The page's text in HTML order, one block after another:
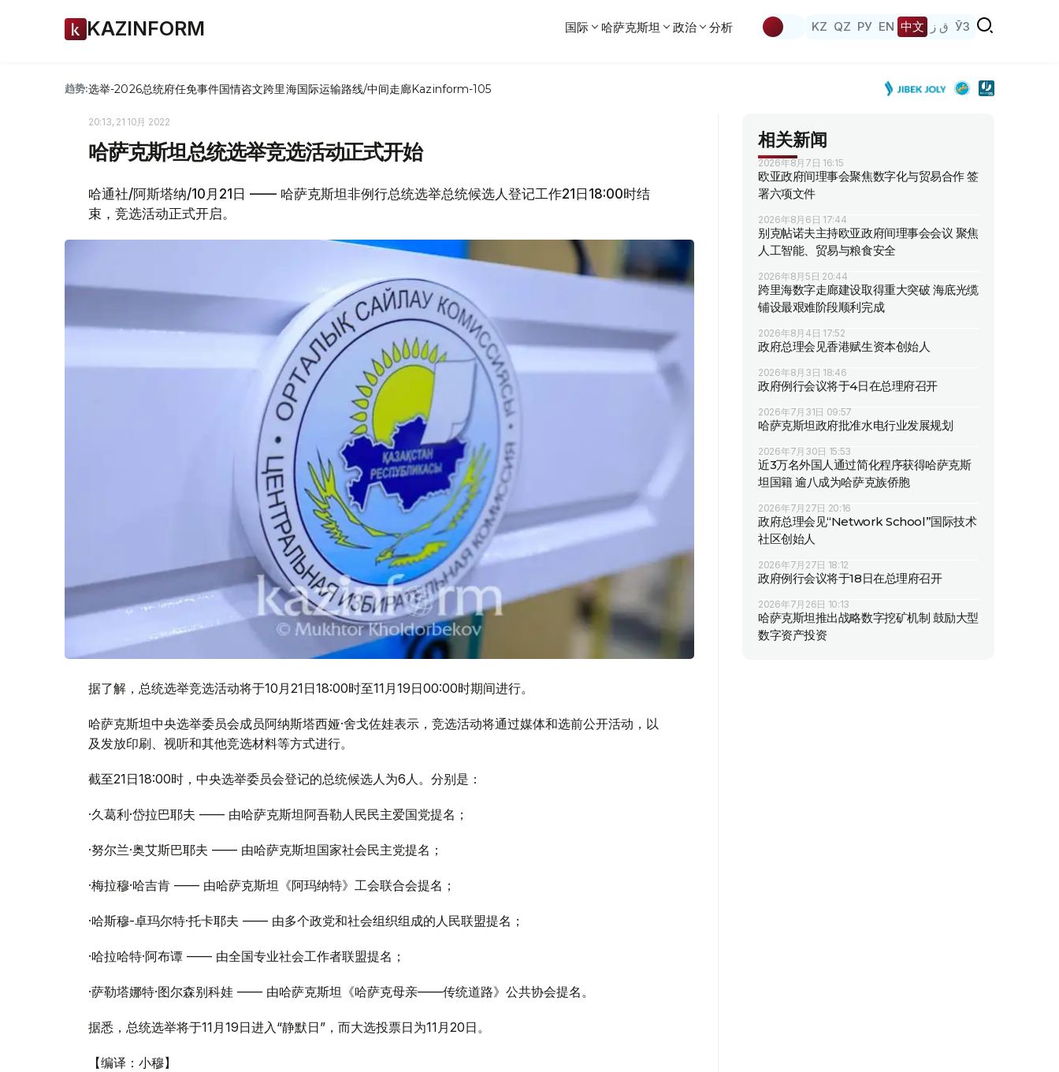
KAZINFORM 国际 哈萨克斯坦 政治 分析 KZ QZ РУ EN 中文 ق ز ЎЗ
趋势:选举-2026总统府任免事件国情咨文跨里海国际运输路线/中间走廊Kazinform-105
20:13, 21 10月 2022
哈萨克斯坦总统选举竞选活动正式开始
哈通社/阿斯塔纳/10月21日 —— 哈萨克斯坦非例行总统选举总统候选人登记工作21日18:00时结
束，竞选活动正式开启。
据了解，总统选举竞选活动将于10月21日18:00时至11月19日00:00时期间进行。
哈萨克斯坦中央选举委员会成员阿纳斯塔西娅·舍戈佐娃表示，竞选活动将通过媒体和选前公开活动，以
及发放印刷、视听和其他竞选材料等方式进行。
截至21日18:00时，中央选举委员会登记的总统候选人为6人。分别是：
·久葛利·岱拉巴耶夫 —— 由哈萨克斯坦阿吾勒人民民主爱国党提名；
·努尔兰·奥艾斯巴耶夫 —— 由哈萨克斯坦国家社会民主党提名；
·梅拉穆·哈吉肯 —— 由哈萨克斯坦《阿玛纳特》工会联合会提名；
·哈斯穆-卓玛尔特·托卡耶夫 —— 由多个政党和社会组织组成的人民联盟提名；
·哈拉哈特·阿布谭 —— 由全国专业社会工作者联盟提名；
·萨勒塔娜特·图尔森别科娃 —— 由哈萨克斯坦《哈萨克母亲——传统道路》公共协会提名。
据悉，总统选举将于11月19日进入“静默日”，而大选投票日为11月20日。
【编译：小穆】
相关新闻
2026年8月7日 16:15
欧亚政府间理事会聚焦数字化与贸易合作 签
署六项文件
2026年8月6日 17:44
别克帖诺夫主持欧亚政府间理事会会议 聚焦
人工智能、贸易与粮食安全
2026年8月5日 20:44
跨里海数字走廊建设取得重大突破 海底光缆
铺设最艰难阶段顺利完成
2026年8月4日 17:52
政府总理会见香港赋生资本创始人
2026年8月3日 18:46
政府例行会议将于4日在总理府召开
2026年7月31日 09:57
哈萨克斯坦政府批准水电行业发展规划
2026年7月30日 15:53
近3万名外国人通过简化程序获得哈萨克斯
坦国籍 逾八成为哈萨克族侨胞
2026年7月27日 20:16
政府总理会见“Network School”国际技术
社区创始人
2026年7月27日 18:12
政府例行会议将于18日在总理府召开
2026年7月26日 10:13
哈萨克斯坦推出战略数字挖矿机制 鼓励大型
数字资产投资